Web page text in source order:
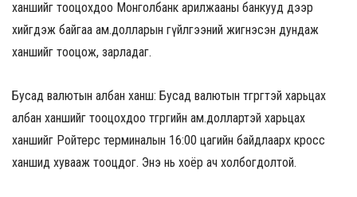
ханшийг тооцохдоо Монголбанк арилжааны банкууд дээр
хийгдэж байгаа ам.долларын гүйлгээний жигнэсэн дундаж
ханшийг тооцож, зарладаг.
Бусад валютын албан ханш: Бусад валютын төгрөгтэй харьцах
албан ханшийг тооцохдоо төгрөгийн ам.доллартэй харьцах
ханшийг Ройтерс терминалын 16:00 цагийн байдлаарх кросс
ханшид хувааж тооцдог. Энэ нь хоёр ач холбогдолтой.